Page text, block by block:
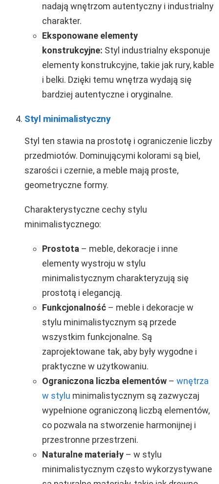
nadają wnętrzom autentyczny i industrialny
charakter.
Eksponowane elementy
konstrukcyjne: Styl industrialny eksponuje
elementy konstrukcyjne, takie jak rury, kable
i belki. Dzięki temu wnętrza wydają się
bardziej autentyczne i oryginalne.
Styl minimalistyczny
Styl ten stawia na prostotę i ograniczenie liczby
przedmiotów. Dominującymi kolorami są biel,
szarości i czernie, a meble mają proste,
geometryczne formy.
Charakterystyczne cechy stylu
minimalistycznego:
Prostota – meble, dekoracje i inne
elementy wystroju w stylu
minimalistycznym charakteryzują się
prostotą i elegancją.
Funkcjonalność – meble i dekoracje w
stylu minimalistycznym są przede
wszystkim funkcjonalne. Są
zaprojektowane tak, aby były wygodne i
praktyczne w użytkowaniu.
Ograniczona liczba elementów – wnętrza
w stylu minimalistycznym są zazwyczaj
wypełnione ograniczoną liczbą elementów,
co pozwala na stworzenie harmonijnej i
przestronne przestrzeni.
Naturalne materiały – w stylu
minimalistycznym często wykorzystywane